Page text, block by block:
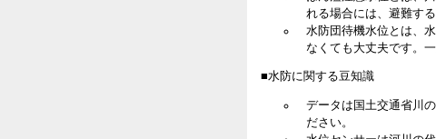
れる場合には、避難す
水防団待機水位とは、
なくても大丈夫です。
■水防に関する豆知識
データは国土交通省川
ださい。